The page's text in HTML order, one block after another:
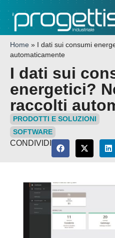
Home »
I dati sui consumi
automaticamente
I dati sui
energetici?
raccolti
PRODOTTI E SOLUZIONI
SOFTWARE
CONDIVIDI